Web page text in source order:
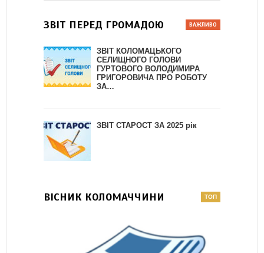
ЗВІТ ПЕРЕД ГРОМАДОЮ
ЗВІТ КОЛОМАЦЬКОГО
СЕЛИЩНОГО ГОЛОВИ
ГУРТОВОГО ВОЛОДИМИРА
ГРИГОРОВИЧА ПРО РОБОТУ
ЗА…
ЗВІТ СТАРОСТ ЗА 2025 рік
ВІСНИК КОЛОМАЧЧИНИ